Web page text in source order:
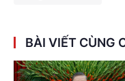
BÀI VIẾT CÙNG